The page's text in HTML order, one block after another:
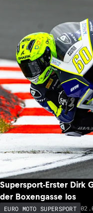
Supersport-Erster Dirk
der Boxengasse los
EURO MOTO SUPERSPORT